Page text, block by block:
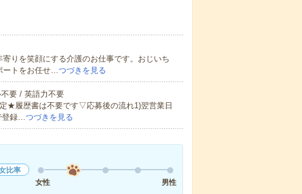
りを笑顔にする介護のお仕事です。おじいち
ートをお任せ…つづきを見る
要 / 英語力不要
★履歴書は不要です▽応募後の流れ1)翌営業日
登録…つづきを見る
比率
女性
男性